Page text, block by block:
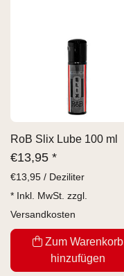
RoB Slix Lube 100 ml
€13,95 *
€13,95 / Deziliter
* Inkl. MwSt. zzgl.
Versandkosten
Zum Warenkorb
hinzufügen